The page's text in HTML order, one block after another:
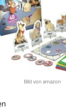
Bild von amazon